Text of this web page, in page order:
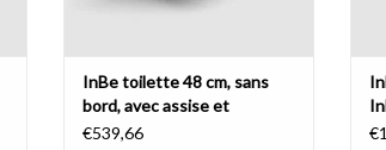
InBe toilette 48 cm, sans
bord, avec assise et
abattant
€539,66